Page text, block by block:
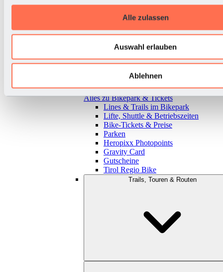
Alle zulassen
Auswahl erlauben
Ablehnen
Zurück
Alles zu Bikepark & Tickets
Lines & Trails im Bikepark
Lifte, Shuttle & Betriebszeiten
Bike-Tickets & Preise
Parken
Heropixx Photopoints
Gravity Card
Gutscheine
Tirol Regio Bike
Trails, Touren & Routen